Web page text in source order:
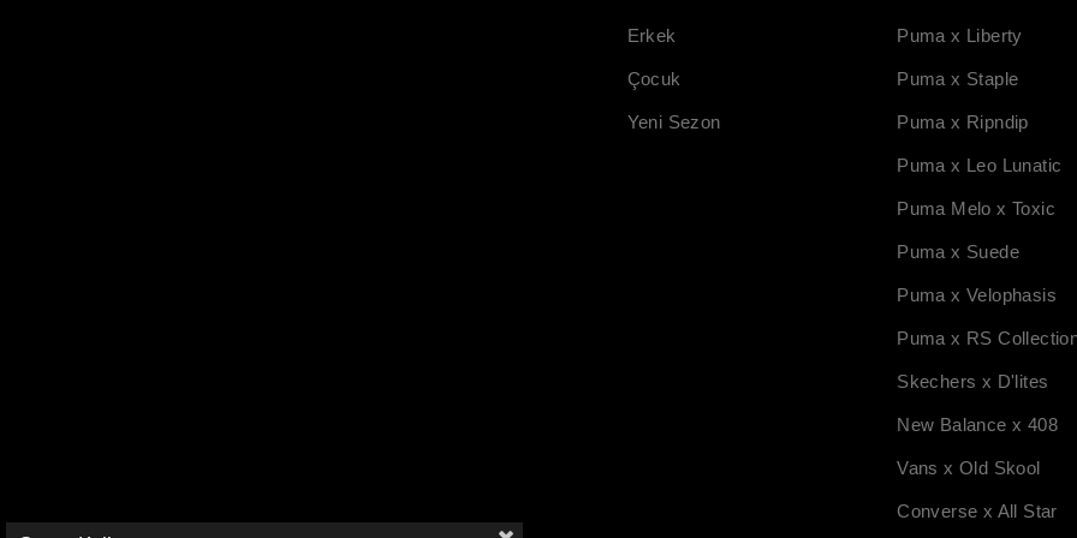
Erkek
Çocuk
Yeni Sezon
Puma x Liberty
Puma x Staple
Puma x Ripndip
Puma x Leo Lunatic
Puma Melo x Toxic
Puma x Suede
Puma x Velophasis
Puma x RS
Skechers x D'lites
New Balance x 408
Vans x Old Skool
Converse x All Star